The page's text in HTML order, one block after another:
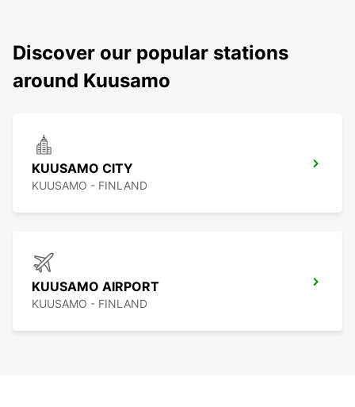
Discover our popular stations
around Kuusamo
KUUSAMO CITY
KUUSAMO - FINLAND
KUUSAMO AIRPORT
KUUSAMO - FINLAND